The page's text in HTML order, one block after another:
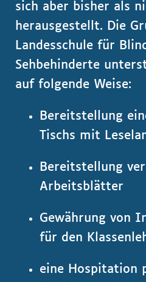
sich aber bisher als
herausgestellt. Die
Landesschule für
Sehbehinderte
auf folgende Weise:
Bereitstellung
Tischs mit
Bereitstellung
Arbeitsblätter
Gewährung von
für den
eine Hospitation